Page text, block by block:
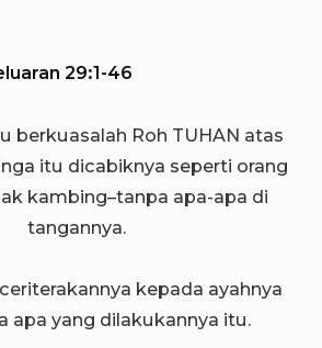
29:1-46
berkuasalah Roh TUHAN atas
itu dicabiknya seperti orang
kambing–tanpa apa-apa di
tangannya.
kepada ayahnya
apa yang dilakukannya itu.